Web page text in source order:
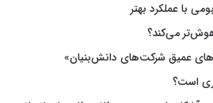
با عملکرد بهتر
می‌کند؟
عمیق شرکت‌های دانش‌بنیان»
است؟